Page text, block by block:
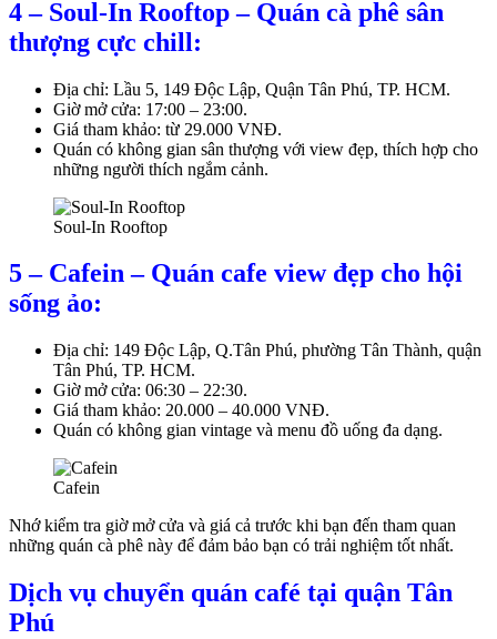
4 – Soul-In Rooftop – Quán cà phê sân
thượng cực chill:
Địa chỉ: Lầu 5, 149 Độc Lập, Quận Tân Phú, TP. HCM.
Giờ mở cửa: 17:00 – 23:00.
Giá tham khảo: từ 29.000 VNĐ.
Quán có không gian sân thượng với view đẹp, thích hợp cho
những người thích ngắm cảnh.
Soul-In Rooftop
5 – Cafein – Quán cafe view đẹp cho hội
sống ảo:
Địa chỉ: 149 Độc Lập, Q.Tân Phú, phường Tân Thành, quận
Tân Phú, TP. HCM.
Giờ mở cửa: 06:30 – 22:30.
Giá tham khảo: 20.000 – 40.000 VNĐ.
Quán có không gian vintage và menu đồ uống đa dạng.
Cafein
Nhớ kiểm tra giờ mở cửa và giá cả trước khi bạn đến tham quan
những quán cà phê này để đảm bảo bạn có trải nghiệm tốt nhất.
Dịch vụ chuyển quán café tại quận Tân
Phú